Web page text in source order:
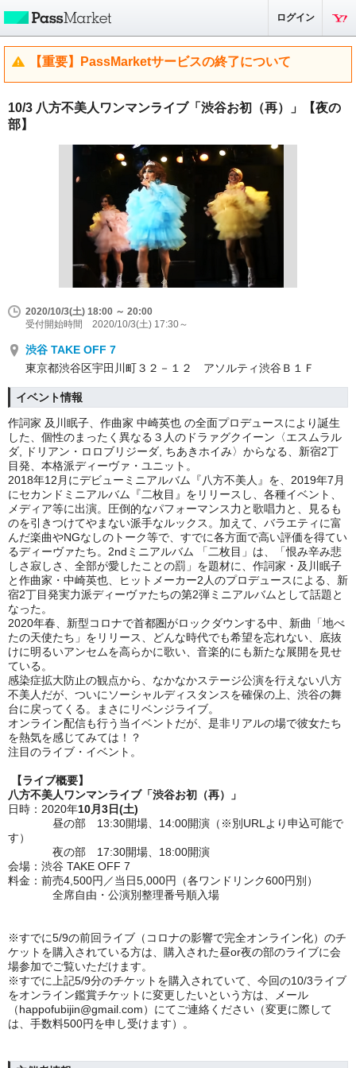
ログイン
【重要】PassMarketサービスの終了について
10/3 八方不美人ワンマンライブ「渋谷お初（再）」【夜の
部】
2020/10/3(土) 18:00 ～ 20:00
受付開始時間 2020/10/3(土) 17:30～
渋谷 TAKE OFF 7
東京都渋谷区宇田川町３２－１２ アソルティ渋谷Ｂ１Ｆ
イベント情報
作詞家 及川眠子、作曲家 中崎英也 の全面プロデュースにより誕生
した、個性のまったく異なる３人のドラァグクイーン〈エスムラル
ダ, ドリアン・ロロブリジーダ, ちあきホイみ〉からなる、新宿2丁
目発、本格派ディーヴァ・ユニット。
2018年12月にデビューミニアルバム『八方不美人』を、2019年7月
にセカンドミニアルバム『二枚目』をリリースし、各種イベント、
メディア等に出演。圧倒的なパフォーマンス力と歌唱力と、見るも
のを引きつけてやまない派手なルックス。加えて、バラエティに富
んだ楽曲やNGなしのトーク等で、すでに各方面で高い評価を得てい
るディーヴァたち。2ndミニアルバム 「二枚目」は、「恨み辛み悲
しさ寂しさ、全部が愛したことの罰」を題材に、作詞家・及川眠子
と作曲家・中崎英也、ヒットメーカー2人のプロデュースによる、新
宿2丁目発実力派ディーヴァたちの第2弾ミニアルバムとして話題と
なった。
2020年春、新型コロナで首都圏がロックダウンする中、新曲「地べ
たの天使たち」をリリース、どんな時代でも希望を忘れない、底抜
けに明るいアンセムを高らかに歌い、音楽的にも新たな展開を見せ
ている。
感染症拡大防止の観点から、なかなかステージ公演を行えない八方
不美人だが、ついにソーシャルディスタンスを確保の上、渋谷の舞
台に戻ってくる。まさにリベンジライブ。
オンライン配信も行う当イベントだが、是非リアルの場で彼女たち
を熱気を感じてみては！？
注目のライブ・イベント。
【ライブ概要】
八方不美人ワンマンライブ「渋谷お初（再）」
日時：2020年10月3日(土)
昼の部 13:30開場、14:00開演（※別URLより申込可能で
す）
夜の部 17:30開場、18:00開演
会場：渋谷 TAKE OFF 7
料金：前売4,500円／当日5,000円（各ワンドリンク600円別）
全席自由・公演別整理番号順入場
※すでに5/9の前回ライブ（コロナの影響で完全オンライン化）のチ
ケットを購入されている方は、購入された昼or夜の部のライブに会
場参加でご覧いただけます。
※すでに上記5/9分のチケットを購入されていて、今回の10/3ライブ
をオンライン鑑賞チケットに変更したいという方は、メール
（happofubijin@gmail.com）にてご連絡ください（変更に際して
は、手数料500円を申し受けます）。